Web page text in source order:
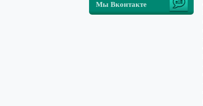
Мы Вконтакте